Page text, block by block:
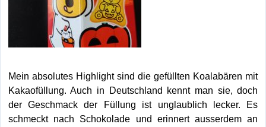
Mein absolutes Highlight sind die gefüllten Koalabären mit
Kakaofüllung. Auch in Deutschland kennt man sie, doch
der Geschmack der Füllung ist unglaublich lecker. Es
schmeckt nach Schokolade und erinnert ausserdem an